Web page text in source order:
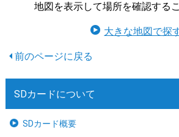
地図を表示して場所を確認する
大きな地図で探
SDカードについて
SDカード概要